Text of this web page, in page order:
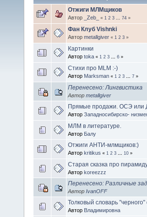
Отжиги МЛМщиков
Автор _Zeb_ « 1 2 3 74 »
Фан Клуб Vishnki
Автор metallgiver « 1 2 3 »
Картинки
Автор toka « 1 2 3 6 »
Стихи про MLM :-)
Автор Marksman « 1 2 3 7 »
Перенесено: Лингвистика
Автор metallgiver
Прямые продажи. ОСЭ или
Автор Западносибирско-
МЛМ в литературе.
Автор Балу
Отжиги АНТИ-млмщиков:)
Автор kritikus « 1 2 3 10 »
Старая сказка про
Автор koreezzz
Перенесено: Различные
Автор IvanOFF
Толковый словарь "черного"
Автор Владимировна